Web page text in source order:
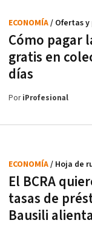
Cómo pagar
gratis en
días
ECONOMÍA/ Ofertas
PoriProfesional
El BCRA
tasas de
Bausili
ECONOMÍA/ Hoja de